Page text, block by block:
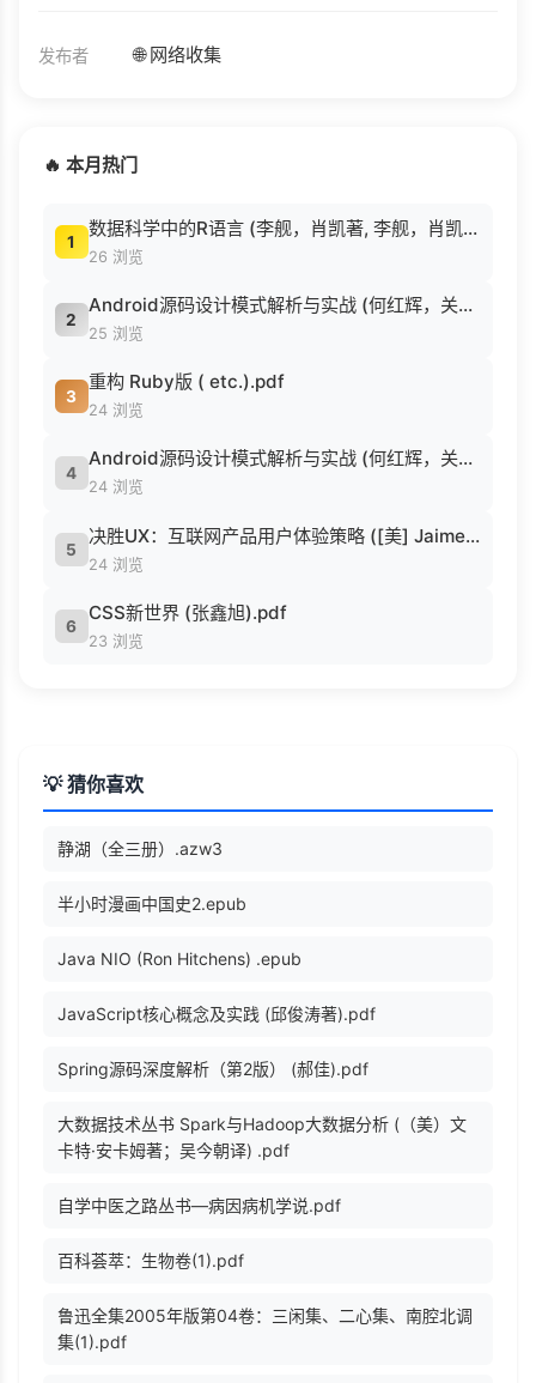
发布者 🌐 网络收集
🔥 本月热门
1
数据科学中的R语言 (李舰，肖凯著, 李舰，肖凯著；吴喜之审校, Pdg2Pic).pdf
26 浏览
2
Android源码设计模式解析与实战 (何红辉，关爱民著, 何红辉, 关爱民著, 何红辉, 关爱民).pdf
25 浏览
3
重构 Ruby版 ( etc.).pdf
24 浏览
4
Android源码设计模式解析与实战 (何红辉，关爱民著, 何红辉, 关爱民著, 何红辉, 关爱民).pdf
24 浏览
5
决胜UX：互联网产品用户体验策略 ([美] Jaime Levy [[美] Jaime Levy]).epub
24 浏览
6
CSS新世界 (张鑫旭).pdf
23 浏览
💡 猜你喜欢
静湖（全三册）.azw3
半小时漫画中国史2.epub
Java NIO (Ron Hitchens) .epub
JavaScript核心概念及实践 (邱俊涛著).pdf
Spring源码深度解析（第2版） (郝佳).pdf
大数据技术丛书 Spark与Hadoop大数据分析 (（美）文
卡特·安卡姆著；吴今朝译) .pdf
自学中医之路丛书—病因病机学说.pdf
百科荟萃：生物卷(1).pdf
鲁迅全集2005年版第04卷：三闲集、二心集、南腔北调
集(1).pdf